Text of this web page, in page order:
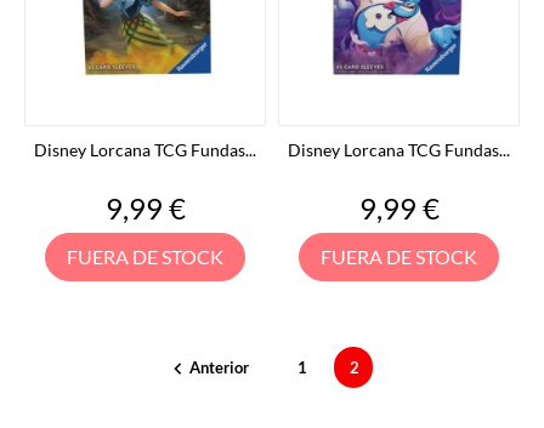
Disney Lorcana TCG Fundas...
Precio
9,99 €
FUERA DE STOCK
Disney Lorcana TCG Fundas...
Precio
9,99 €
FUERA DE STOCK
 Anterior 1 2